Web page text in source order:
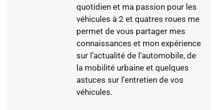
quotidien et ma passion pour les
véhicules à 2 et quatres roues me
permet de vous partager mes
connaissances et mon expérience
sur l’actualité de l’automobile, de
la mobilité urbaine et quelques
astuces sur l’entretien de vos
véhicules.